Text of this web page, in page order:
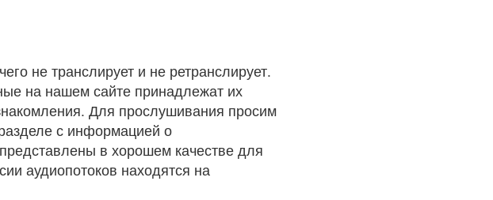
не транслирует и не ретранслирует.
на нашем сайте принадлежат их
Для прослушивания просим
с информацией о
в хорошем качестве для
аудиопотоков находятся на